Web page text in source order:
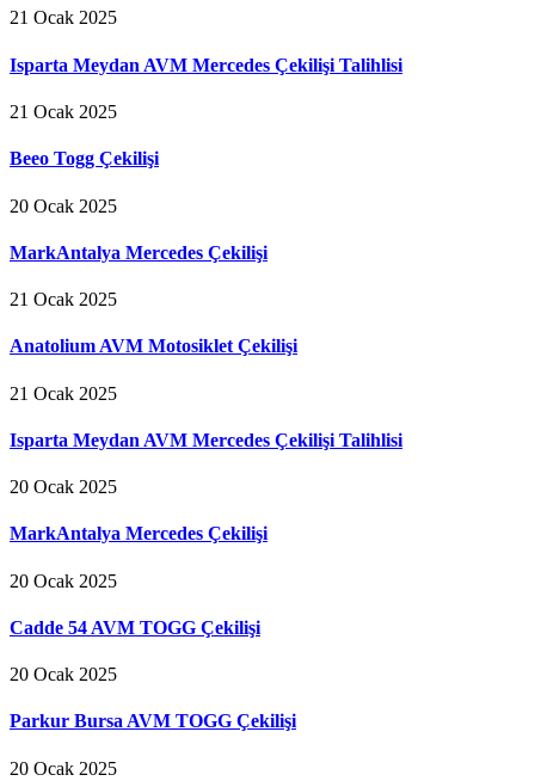
21 Ocak 2025
Isparta Meydan AVM Mercedes Çekilişi Talihlisi
21 Ocak 2025
Beeo Togg Çekilişi
20 Ocak 2025
MarkAntalya Mercedes Çekilişi
21 Ocak 2025
Anatolium AVM Motosiklet Çekilişi
21 Ocak 2025
Isparta Meydan AVM Mercedes Çekilişi Talihlisi
20 Ocak 2025
MarkAntalya Mercedes Çekilişi
20 Ocak 2025
Cadde 54 AVM TOGG Çekilişi
20 Ocak 2025
Parkur Bursa AVM TOGG Çekilişi
20 Ocak 2025